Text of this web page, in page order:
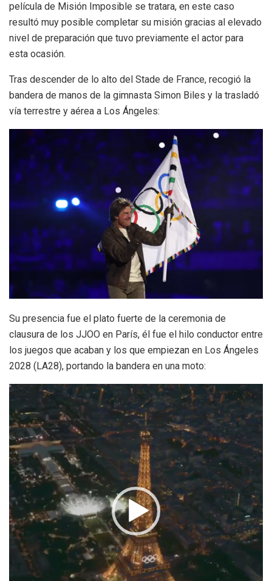
película de Misión Imposible se tratara, en este caso
resultó muy posible completar su misión gracias al elevado
nivel de preparación que tuvo previamente el actor para
esta ocasión.
Tras descender de lo alto del Stade de France, recogió la
bandera de manos de la gimnasta Simon Biles y la trasladó
vía terrestre y aérea a Los Ángeles:
Su presencia fue el plato fuerte de la ceremonia de
clausura de los JJOO en París, él fue el hilo conductor entre
los juegos que acaban y los que empiezan en Los Ángeles
2028 (LA28), portando la bandera en una moto:
Reproductor
vídeo